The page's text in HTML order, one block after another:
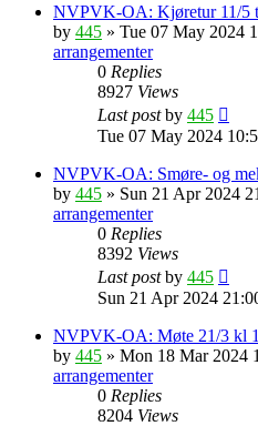
NVPVK-OA: Kjøretur 11/5
by 445 » Tue 07 May 2024
arrangementer
0 Replies
8927 Views
Last postby 445
Tue 07 May 2024
NVPVK-OA: Smøre- og
by 445 » Sun 21 Apr 2024
arrangementer
0 Replies
8392 Views
Last postby 445
Sun 21 Apr 2024
NVPVK-OA: Møte 21/3 kl
by 445 » Mon 18 Mar 2024
arrangementer
0 Replies
8204 Views